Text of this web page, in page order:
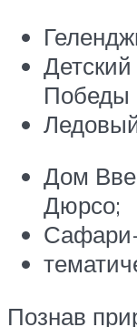
Победы
Дом
Дюрсо;
Познав